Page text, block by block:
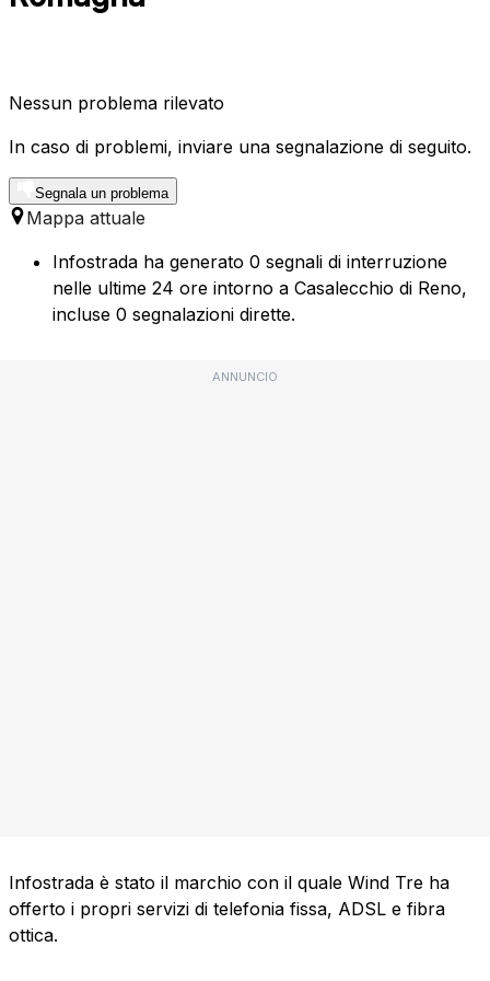
Nessun problema rilevato
In caso di problemi, inviare una segnalazione di seguito.
Segnala un problema
Mappa attuale
Infostrada ha generato 0 segnali di interruzione
nelle ultime 24 ore intorno a Casalecchio di Reno,
incluse 0 segnalazioni dirette.
ANNUNCIO
Infostrada è stato il marchio con il quale Wind Tre ha
offerto i propri servizi di telefonia fissa, ADSL e fibra
ottica.